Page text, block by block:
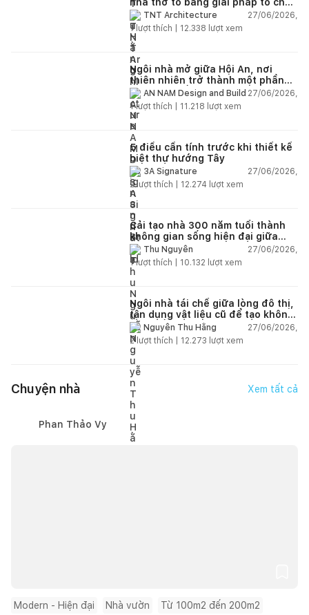
lại không gian
TNT Architecture
27/06/2026,
1lượt thích | 12.338 lượt xem
Ngôi nhà mở giữa Hội An, nơi
thiên nhiên trở thành một phần
của cuộc sống
AN NAM Design and Build 27/06/2026,
1lượt thích | 11.218 lượt xem
5 điều cần tính trước khi thiết kế
biệt thự hướng Tây
3A Signature
27/06/2026,
2lượt thích | 12.274 lượt xem
Cải tạo nhà 300 năm tuổi thành
không gian sống hiện đại giữa
thiên nhiên
Thu Nguyễn
27/06/2026,
1lượt thích | 10.132 lượt xem
Ngôi nhà tái chế giữa lòng đô thị,
tận dụng vật liệu cũ để tạo không
gian sống linh hoạt
Nguyễn Thu Hằng
27/06/2026,
2lượt thích | 12.273 lượt xem
Chuyện nhà Xem tất cả
Phan Thảo Vy
Modern - Hiện đại Nhà vườn Từ 100m2 đến 200m2